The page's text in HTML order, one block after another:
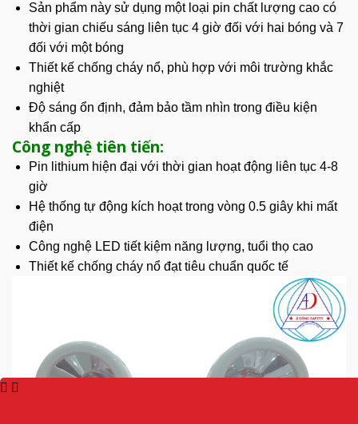
Sản phẩmnày sử dụng một loại pin chất lượng cao có
thời gian chiếu sáng liên tục 4 giờ đối với hai bóng và 7
đối với một bóng
Thiết kế chống cháy nổ, phù hợp với môi trường khắc
nghiệt
Độ sáng ổn định, đảm bảo tầm nhìn trong điều kiện
khẩn cấp
Công nghệ tiên tiến:
Pin lithium hiện đại với thời gian hoạt động liên tục 4-8
giờ
Hệ thống tự động kích hoạt trong vòng 0.5 giây khi mất
điện
Công nghệ LED tiết kiệm năng lượng, tuổi thọ cao
Thiết kế chống cháy nổ đạt tiêu chuẩn quốc tế